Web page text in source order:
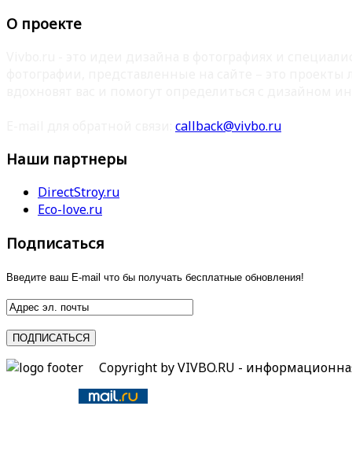
О проекте
callback@vivbo.ru
Наши партнеры
DirectStroy.ru
Eco-love.ru
Подписаться
Введите ваш E-mail что бы получать бесплатные обновления!
Copyright by VIVBO.RU -